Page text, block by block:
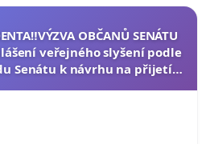
OBČANŮ SENÁTU
veřejného slyšení podle
Senátu k návrhu na přijetí